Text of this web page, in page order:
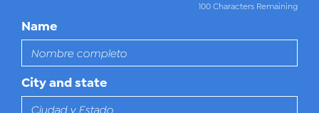
100 Characters Remaining
Name
City and state